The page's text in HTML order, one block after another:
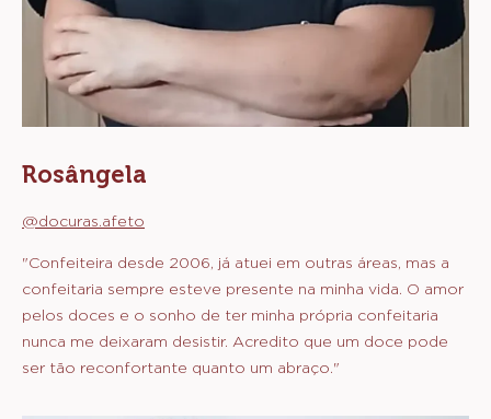
Rosângela
@docuras.afeto
"Confeiteira desde 2006, já atuei em outras áreas, mas a
confeitaria sempre esteve presente na minha vida. O amor
pelos doces e o sonho de ter minha própria confeitaria
nunca me deixaram desistir. Acredito que um doce pode
ser tão reconfortante quanto um abraço."